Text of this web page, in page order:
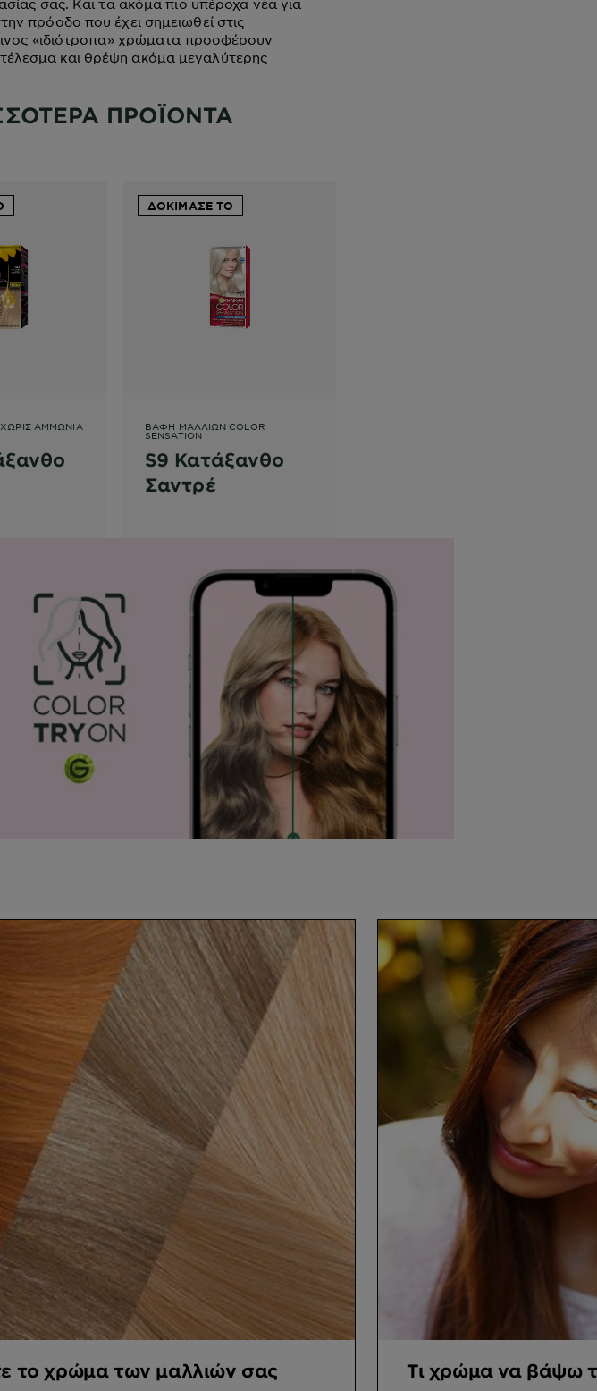
σας. Και τα ακόμα πιο υπέροχα νέα για
πρόοδο που έχει σημειωθεί στις
«ιδιότροπα» χρώματα προσφέρουν
και θρέψη ακόμα μεγαλύτερης
ΠΡΟΪΟΝΤΑ
ΑΜΜΩΝΊΑ
ΔΟΚΙΜΑΣΕ ΤΟ
ΒΑΦΉ ΜΑΛΛΙΏΝ COLOR
SENSATION
S9 Κατάξανθο
Σαντρέ
το χρώμα των μαλλιών σας Τι χρώμα να βάψω